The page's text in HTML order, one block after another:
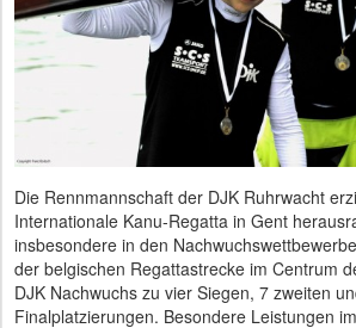
Die Rennmannschaft der DJK Ruhrwacht
Internationale Kanu-Regatta in Gent
insbesondere in den
der belgischen Regattastrecke im Centrum
DJK Nachwuchs zu vier Siegen, 7 zweiten
Finalplatzierungen. Besondere Leistungen